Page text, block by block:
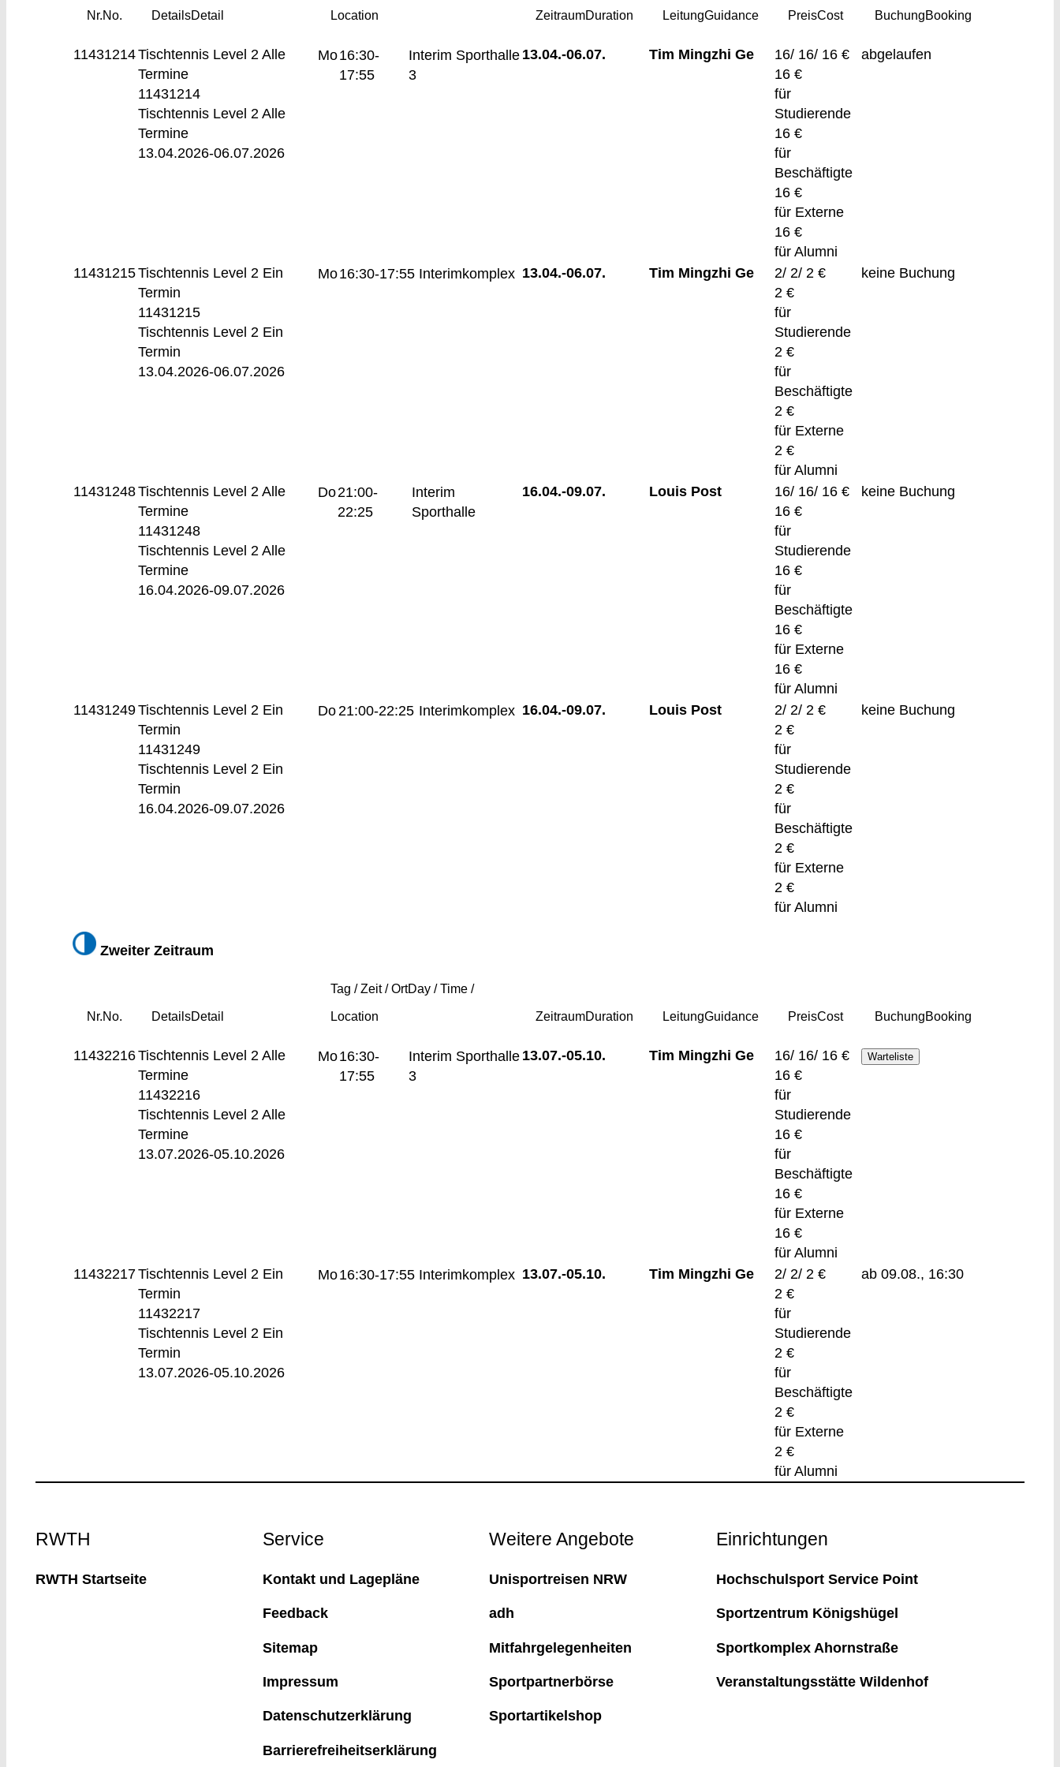
Nr.No. DetailsDetail Location ZeitraumDuration LeitungGuidance PreisCost BuchungBooking
11431214Tischtennis Level 2 Alle
Termine
11431214
Tischtennis Level 2 Alle
Termine
13.04.2026-06.07.2026
Mo16:30-
17:55
Interim Sporthalle
3
13.04.-06.07. Tim Mingzhi Ge
16/ 16/ 16 €
16 €
für
Studierende
16 €
für
Beschäftigte
16 €
für Externe
16 €
für Alumni
abgelaufen
11431215Tischtennis Level 2 Ein
Termin
11431215
Tischtennis Level 2 Ein
Termin
13.04.2026-06.07.2026
Mo16:30-17:55 Interimkomplex 13.04.-06.07. Tim Mingzhi Ge
2/ 2/ 2 €
2 €
für
Studierende
2 €
für
Beschäftigte
2 €
für Externe
2 €
für Alumni
keine Buchung
11431248Tischtennis Level 2 Alle
Termine
11431248
Tischtennis Level 2 Alle
Termine
16.04.2026-09.07.2026
Do21:00-
22:25
Interim
Sporthalle
16.04.-09.07. Louis Post
16/ 16/ 16 €
16 €
für
Studierende
16 €
für
Beschäftigte
16 €
für Externe
16 €
für Alumni
keine Buchung
11431249Tischtennis Level 2 Ein
Termin
11431249
Tischtennis Level 2 Ein
Termin
16.04.2026-09.07.2026
Do21:00-22:25 Interimkomplex 16.04.-09.07. Louis Post
2/ 2/ 2 €
2 €
für
Studierende
2 €
für
Beschäftigte
2 €
für Externe
2 €
für Alumni
keine Buchung
Zweiter Zeitraum
Nr.No. DetailsDetail
Tag / Zeit / OrtDay / Time /
Location ZeitraumDuration LeitungGuidance PreisCost BuchungBooking
11432216Tischtennis Level 2 Alle
Termine
11432216
Tischtennis Level 2 Alle
Termine
13.07.2026-05.10.2026
Mo16:30-
17:55
Interim Sporthalle
3
13.07.-05.10. Tim Mingzhi Ge
16/ 16/ 16 €
16 €
für
Studierende
16 €
für
Beschäftigte
16 €
für Externe
16 €
für Alumni
11432217Tischtennis Level 2 Ein
Termin
11432217
Tischtennis Level 2 Ein
Termin
13.07.2026-05.10.2026
Mo16:30-17:55 Interimkomplex 13.07.-05.10. Tim Mingzhi Ge
2/ 2/ 2 €
2 €
für
Studierende
2 €
für
Beschäftigte
2 €
für Externe
2 €
für Alumni
ab 09.08., 16:30
RWTH
RWTH Startseite
Service
Kontakt und Lagepläne
Feedback
Sitemap
Impressum
Datenschutzerklärung
Barrierefreiheitserklärung
Weitere Angebote
Unisportreisen NRW
adh
Mitfahrgelegenheiten
Sportpartnerbörse
Sportartikelshop
Einrichtungen
Hochschulsport Service Point
Sportzentrum Königshügel
Sportkomplex Ahornstraße
Veranstaltungsstätte Wildenhof